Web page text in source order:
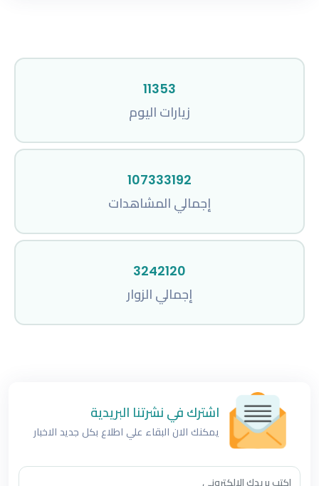
11353
زيارات اليوم
107333192
إجمالي المشاهدات
3242120
إجمالي الزوار
اشترك في نشرتنا البريدية
يمكنك الان البقاء علي اطلاع بكل جديد الاخبار